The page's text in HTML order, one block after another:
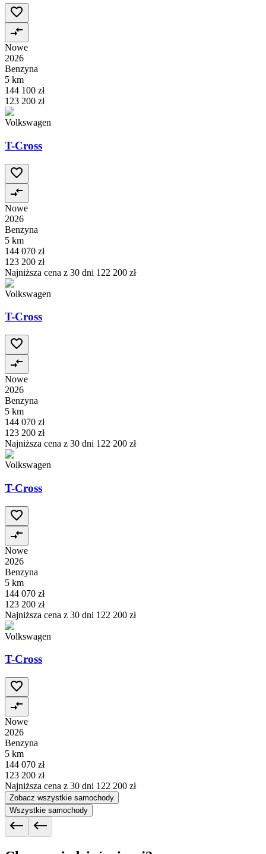
Nowe
2026
Benzyna
5 km
144 100 zł
123 200 zł
Volkswagen
T-Cross
Nowe
2026
Benzyna
5 km
144 070 zł
123 200 zł
Najniższa cena z 30 dni 122 200 zł
Volkswagen
T-Cross
Nowe
2026
Benzyna
5 km
144 070 zł
123 200 zł
Najniższa cena z 30 dni 122 200 zł
Volkswagen
T-Cross
Nowe
2026
Benzyna
5 km
144 070 zł
123 200 zł
Najniższa cena z 30 dni 122 200 zł
Volkswagen
T-Cross
Nowe
2026
Benzyna
5 km
144 070 zł
123 200 zł
Najniższa cena z 30 dni 122 200 zł
Zobacz wszystkie samochody
Wszystkie samochody